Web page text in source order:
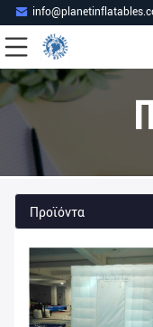
Προϊόντα